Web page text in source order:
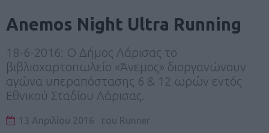
Anemos Night Ultra Running
18-6-2016: Ο Δήμος Λάρισας το
βιβλιοχαρτοπωλείο «Άνεμος» διοργανώνουν
αγώνα υπεραπόστασης 6 & 12 ωρών εντός
Εθνικού Σταδίου Λάρισας.
13 Απριλίου 2016 του Runner